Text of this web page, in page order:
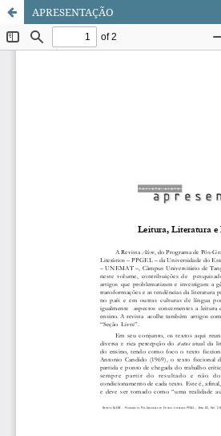
APRESENTAÇÃO